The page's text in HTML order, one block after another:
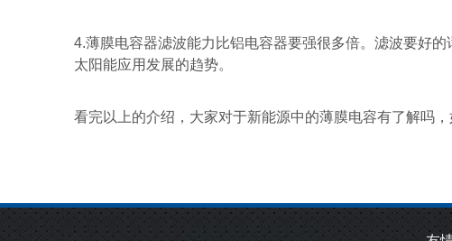
4.薄膜电容器滤波能力比铝电容器要强很多倍。滤波要好
太阳能应用发展的趋势。
看完以上的介绍，大家对于新能源中的薄膜电容有了解吗